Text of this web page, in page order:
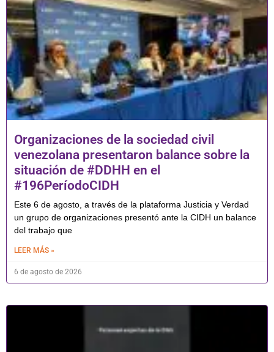
Organizaciones de la sociedad civil
venezolana presentaron balance sobre la
situación de #DDHH en el
#196PeríodoCIDH
Este 6 de agosto, a través de la plataforma Justicia y Verdad
un grupo de organizaciones presentó ante la CIDH un balance
del trabajo que
LEER MÁS »
6 de agosto de 2026